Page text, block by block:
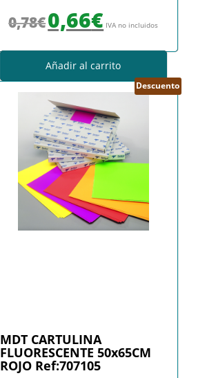
0,78€0,66€ IVA no incluidos
Añadir al carrito
Descuento
MDT CARTULINA
FLUORESCENTE 50x65CM
ROJO Ref:707105